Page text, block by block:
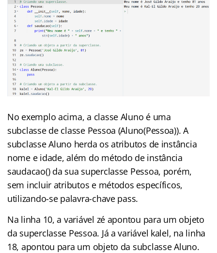
No exemplo acima, a classe Aluno é uma
subclasse de classe Pessoa (Aluno(Pessoa)). A
subclasse Aluno herda os atributos de instância
nome e idade, além do método de instância
saudacao() da sua superclasse Pessoa, porém,
sem incluir atributos e métodos específicos,
utilizando-se palavra-chave pass.
Na linha 10, a variável zé apontou para um objeto
da superclasse Pessoa. Já a variável kalel, na linha
18, apontou para um objeto da subclasse Aluno.